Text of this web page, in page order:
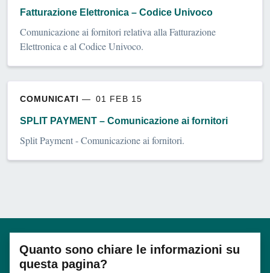
Fatturazione Elettronica – Codice Univoco
Comunicazione ai fornitori relativa alla Fatturazione
Elettronica e al Codice Univoco.
COMUNICATI 01 FEB 15
SPLIT PAYMENT – Comunicazione ai fornitori
Split Payment - Comunicazione ai fornitori.
Quanto sono chiare le informazioni su
questa pagina?